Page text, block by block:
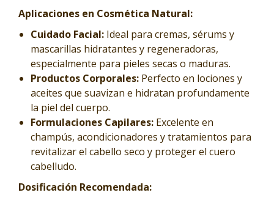
Aplicaciones en Cosmética Natural:
Cuidado Facial: Ideal para cremas, sérums y
mascarillas hidratantes y regeneradoras,
especialmente para pieles secas o maduras.
Productos Corporales: Perfecto en lociones y
aceites que suavizan e hidratan profundamente
la piel del cuerpo.
Formulaciones Capilares: Excelente en
champús, acondicionadores y tratamientos para
revitalizar el cabello seco y proteger el cuero
cabelludo.
Dosificación Recomendada: